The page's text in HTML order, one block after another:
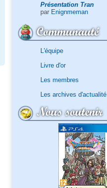
Présentation Tran
par Enignmeman
Communauté
L'équipe
Livre d'or
Les membres
Les archives d'actualité
Nous soutenir